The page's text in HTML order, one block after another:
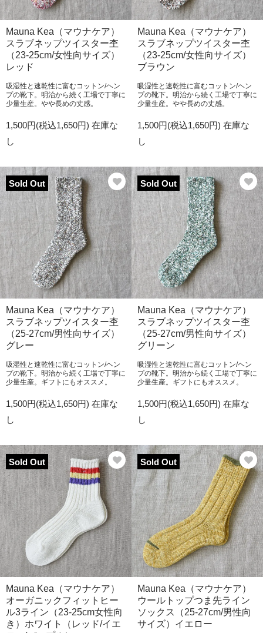
Mauna Kea（マウナケア）
スラブネップツイスター杢
（23-25cm/女性向サイズ）
レッド
吸湿性と速乾性に富むコットン/ヘン
プの靴下。明治から続く工場で丁寧に
少量生産。やや長めの丈感。
1,500円(税込1,650円) 在庫な
し
Mauna Kea（マウナケア）
スラブネップツイスター杢
（23-25cm/女性向サイズ）
ブラウン
吸湿性と速乾性に富むコットン/ヘン
プの靴下。明治から続く工場で丁寧に
少量生産。やや長めの丈感。
1,500円(税込1,650円) 在庫な
し
Sold Out
Mauna Kea（マウナケア）
スラブネップツイスター杢
（25-27cm/男性向サイズ）
グレー
吸湿性と速乾性に富むコットン/ヘン
プの靴下。明治から続く工場で丁寧に
少量生産。ギフトにもオススメ。
1,500円(税込1,650円) 在庫な
し
Sold Out
Mauna Kea（マウナケア）
スラブネップツイスター杢
（25-27cm/男性向サイズ）
グリーン
吸湿性と速乾性に富むコットン/ヘン
プの靴下。明治から続く工場で丁寧に
少量生産。ギフトにもオススメ。
1,500円(税込1,650円) 在庫な
し
Sold Out
Mauna Kea（マウナケア）
オーガニックフィットヒー
ル3ライン（23-25cm女性向
き）ホワイト（レッド/イエ
Sold Out
Mauna Kea（マウナケア）
ウールトップつま先ライン
ソックス（25-27cm/男性向
サイズ）イエロー